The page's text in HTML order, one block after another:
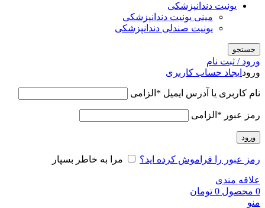
یونیت دندانپزشکی
مینی یونیت دندانپزشکی
یونیت صندلی دندانپزشکی
جستجو
ورود / ثبت نام
ورود ایجاد حساب کاربری
نام کاربری یا آدرس ایمیل * الزامی
رمز عبور * الزامی
ورود
رمز عبور را فراموش کرده اید؟ مرا به خاطر بسپار
علاقه مندی
0 محصول 0 تومان
منو